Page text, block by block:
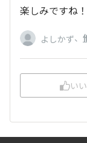
楽しみですね
よしかず、
い